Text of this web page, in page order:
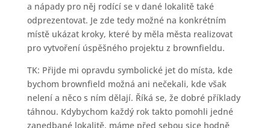
a nápady pro něj rodící se v dané lokalitě také
odprezentovat. Je zde tedy možné na konkrétním
místě ukázat kroky, které by měla města realizovat
pro vytvoření úspěšného projektu z brownfieldu.
TK: Přijde mi opravdu symbolické jet do místa, kde
bychom brownfield možná ani nečekali, kde však
nelení a něco s ním dělají. Říká se, že dobré příklady
táhnou. Kdybychom každý rok takto pomohli jedné
zanedbané lokalitě, máme před sebou sice hodně